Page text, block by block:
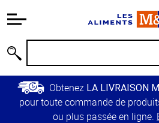
relative à
Passer
contenu
principal
Retour à
Obtenez LA LIVRAISON
pour toute commande de
ou plus passée en ligne.